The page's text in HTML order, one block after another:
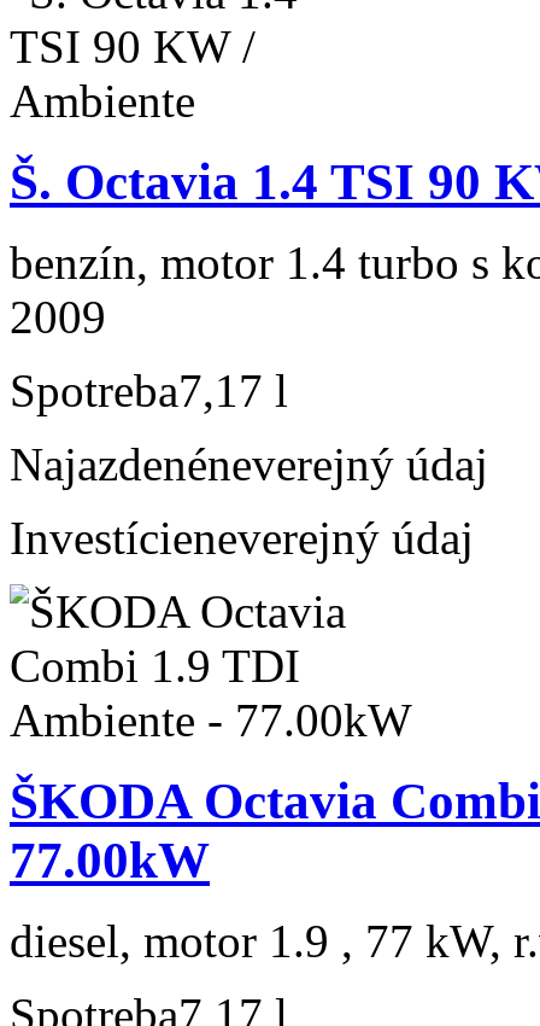
Š. Octavia 1.4 TSI 90
benzín, motor 1.4 turbo s
2009
Spotreba7,17 l
Najazdenéneverejný údaj
Investícieneverejný údaj
ŠKODA Octavia
77.00kW
diesel, motor 1.9 , 77 kW,
Spotreba7,17 l